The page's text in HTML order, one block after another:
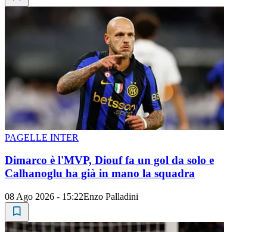
PAGELLE INTER
Dimarco è l'MVP, Diouf fa un gol da solo e
Calhanoglu ha già in mano la squadra
08 Ago 2026 - 15:22Enzo Palladini